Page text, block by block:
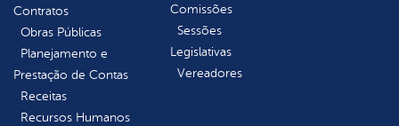
Contratos
Obras Públicas
Planejamento e
Prestação de Contas
Receitas
Recursos Humanos
Comissões
Sessões
Legislativas
Vereadores